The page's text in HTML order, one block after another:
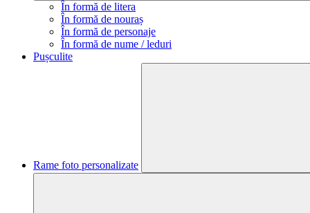
În formă de litera
În formă de nouraș
În formă de personaje
În formă de nume / leduri
Pușculite
Rame foto personalizate